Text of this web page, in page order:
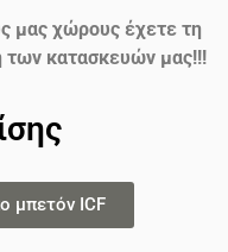
μας χώρους έχετε τη
των κατασκευών μας!!!
μπετόν ICF